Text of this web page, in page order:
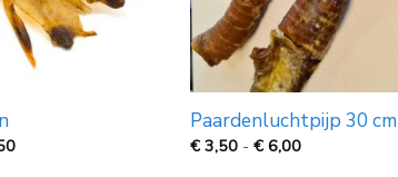
Prijsklasse:
Paardenluchtpijp 30 cm
€3,50 - €6,00Prijsklasse: